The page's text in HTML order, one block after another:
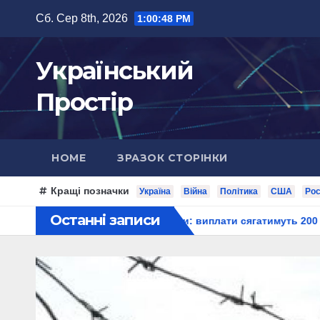
вмісту
Сб. Сер 8th, 2026 1:00:50 PM
Український
Простір
HOME ЗРАЗОК СТОРІНКИ
Кращі позначки Україна Війна Політика США
Останні записи
гранти: виплати сягатимуть 200 тисяч гривень